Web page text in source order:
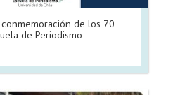
de los 70
de Periodismo